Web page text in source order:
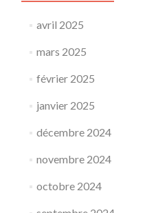
avril 2025
mars 2025
février 2025
janvier 2025
décembre 2024
novembre 2024
octobre 2024